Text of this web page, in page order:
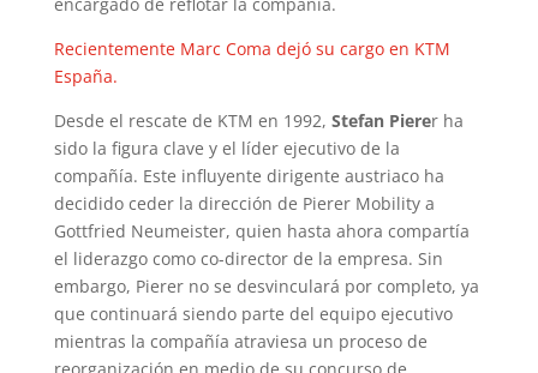
Recientemente Marc Coma dejó su cargo en KTM
España.
Desde el rescate de KTM en 1992, Stefan Pierer ha
sido la figura clave y el líder ejecutivo de la
compañía. Este influyente dirigente austriaco ha
decidido ceder la dirección de Pierer Mobility a
Gottfried Neumeister, quien hasta ahora compartía
el liderazgo como co-director de la empresa. Sin
embargo, Pierer no se desvinculará por completo, ya
que continuará siendo parte del equipo ejecutivo
mientras la compañía atraviesa un proceso de
reorganización en medio de su concurso de